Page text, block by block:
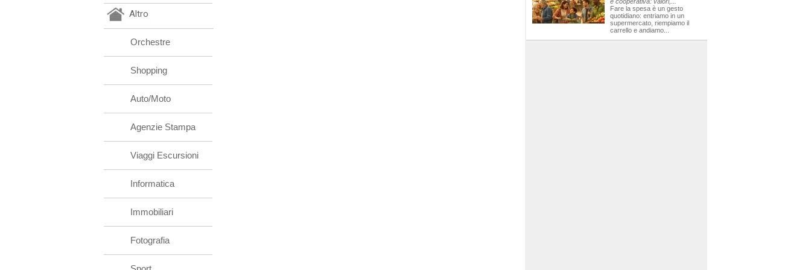
Altro
Orchestre
Shopping
Auto/Moto
Agenzie Stampa
Viaggi Escursioni
Informatica
Immobiliari
Fotografia
Fare la spesa è un gesto
quotidiano: entriamo in un
supermercato, riempiamo il
carrello e andiamo...